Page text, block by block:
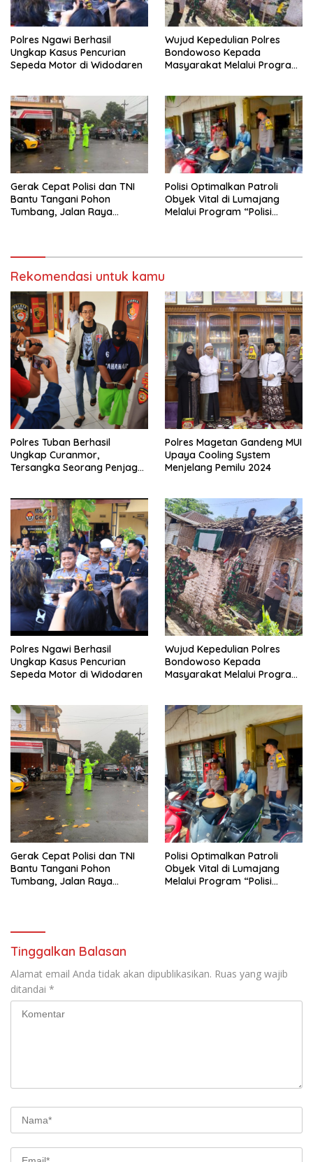
Polres Ngawi Berhasil
Ungkap Kasus Pencurian
Sepeda Motor di Widodaren
Wujud Kepedulian Polres
Bondowoso Kepada
Masyarakat Melalui Program
Gerak Cepat Polisi dan TNI
Bantu Tangani Pohon
Tumbang, Jalan Raya
Polisi Optimalkan Patroli
Obyek Vital di Lumajang
Melalui Program “Polisi
Rekomendasi untuk kamu
Polres Tuban Berhasil
Ungkap Curanmor,
Tersangka Seorang Penjaga
Polres Magetan Gandeng MUI
Upaya Cooling System
Menjelang Pemilu 2024
Polres Ngawi Berhasil
Ungkap Kasus Pencurian
Sepeda Motor di Widodaren
Wujud Kepedulian Polres
Bondowoso Kepada
Masyarakat Melalui Program
Gerak Cepat Polisi dan TNI
Bantu Tangani Pohon
Tumbang, Jalan Raya
Polisi Optimalkan Patroli
Obyek Vital di Lumajang
Melalui Program “Polisi
Tinggalkan Balasan
Alamat email Anda tidak akan dipublikasikan. Ruas yang wajib
ditandai *